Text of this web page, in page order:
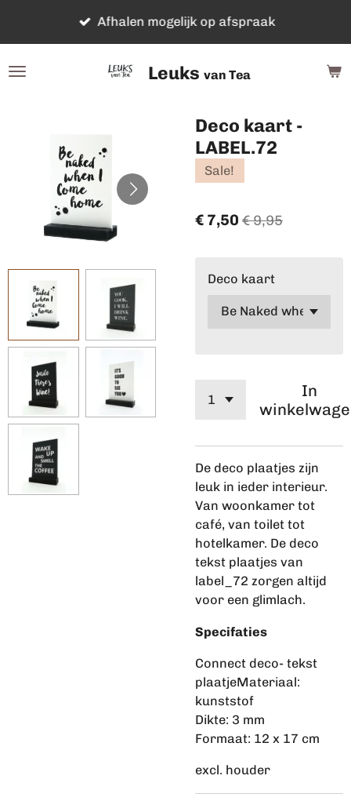
de
Leuks van Tea
Afhalen mogelijk op afspraak
Deco kaart -
LABEL.72
Sale!
€ 7,50 € 9,95
Deco kaart
In
De deco plaatjes zijn
leuk in ieder interieur.
Van woonkamer tot
café, van toilet tot
hotelkamer. De deco
tekst plaatjes van
label_72 zorgen altijd
voor een glimlach.
Specifaties
Connect deco- tekst
plaatjeMateriaal:
kunststof
Dikte: 3 mm
Formaat: 12 x 17 cm
excl. houder